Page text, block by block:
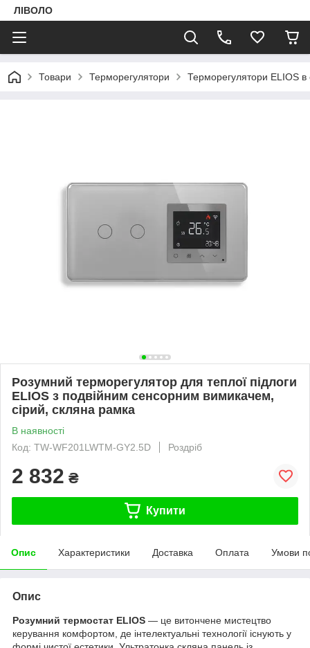
ЛІВОЛО
Товари Терморегулятори Терморегулятори ELIOS в
Розумний терморегулятор для теплої підлоги
ELIOS з подвійним сенсорним вимикачем,
сірий, скляна рамка
В наявності
Код: TW-WF201LWTM-GY2.5D
Роздріб
2 832 ₴
Купити
Опис Характеристики Доставка Оплата Умови
Опис
Розумний термостат ELIOS — це витончене мистецтво
керування комфортом, де інтелектуальні технології існують у